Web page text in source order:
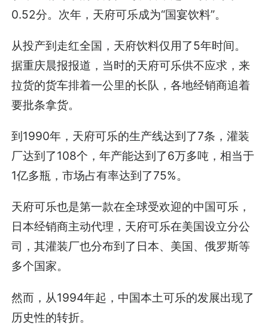
0.52分。次年，天府可乐成为“国宴饮料”。
从投产到走红全国，天府饮料仅用了5年时间。
据重庆晨报报道，当时的天府可乐供不应求，来
拉货的货车排着一公里的长队，各地经销商追着
要批条拿货。
到1990年，天府可乐的生产线达到了7条，灌装
厂达到了108个，年产能达到了6万多吨，相当于
1亿多瓶，市场占有率达到了75%。
天府可乐也是第一款在全球受欢迎的中国可乐，
日本经销商主动代理，天府可乐在美国设立分公
司，其灌装厂也分布到了日本、美国、俄罗斯等
多个国家。
然而，从1994年起，中国本土可乐的发展出现了
历史性的转折。